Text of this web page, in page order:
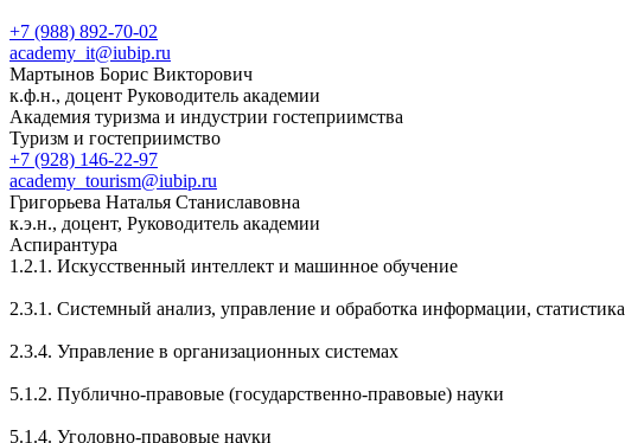
+7 (988) 892-70-02
academy_it@iubip.ru
Мартынов Борис Викторович
к.ф.н., доцент Руководитель академии
Академия туризма и индустрии гостеприимства
Туризм и гостеприимство
+7 (928) 146-22-97
academy_tourism@iubip.ru
Григорьева Наталья Станиславовна
к.э.н., доцент, Руководитель академии
Аспирантура
1.2.1. Искусственный интеллект и машинное обучение
2.3.1. Системный анализ, управление и обработка информации, статистика
2.3.4. Управление в организационных системах
5.1.2. Публично-правовые (государственно-правовые) науки
5.1.4. Уголовно-правовые науки